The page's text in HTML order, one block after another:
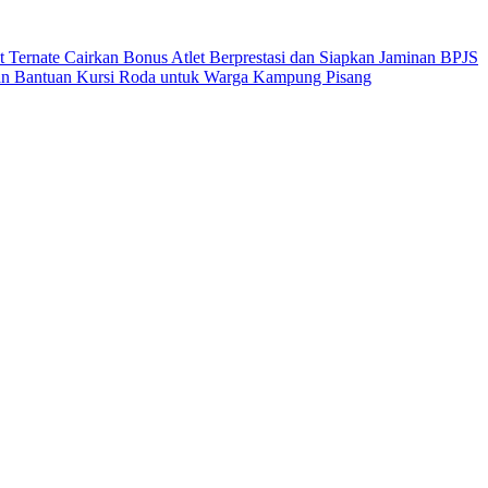
Ternate Cairkan Bonus Atlet Berprestasi dan Siapkan Jaminan BPJS
Bantuan Kursi Roda untuk Warga Kampung Pisang